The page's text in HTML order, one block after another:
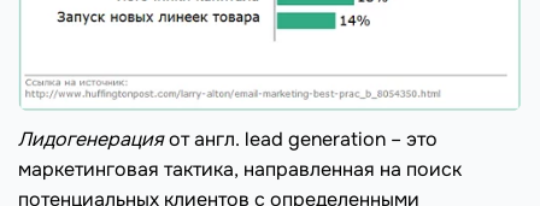
Лидогенерацияот англ. lead generation – это
маркетинговая тактика, направленная на поиск
потенциальных клиентов с определенными